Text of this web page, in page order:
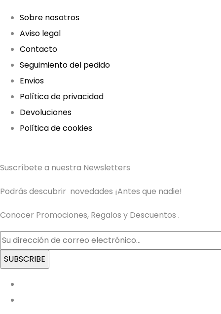
Sobre nosotros
Aviso legal
Contacto
Seguimiento del pedido
Envios
Política de privacidad
Devoluciones
Política de cookies
Suscríbete a nuestra Newsletters
Podrás descubrir novedades ¡Antes que nadie!
Conocer Promociones, Regalos y Descuentos .